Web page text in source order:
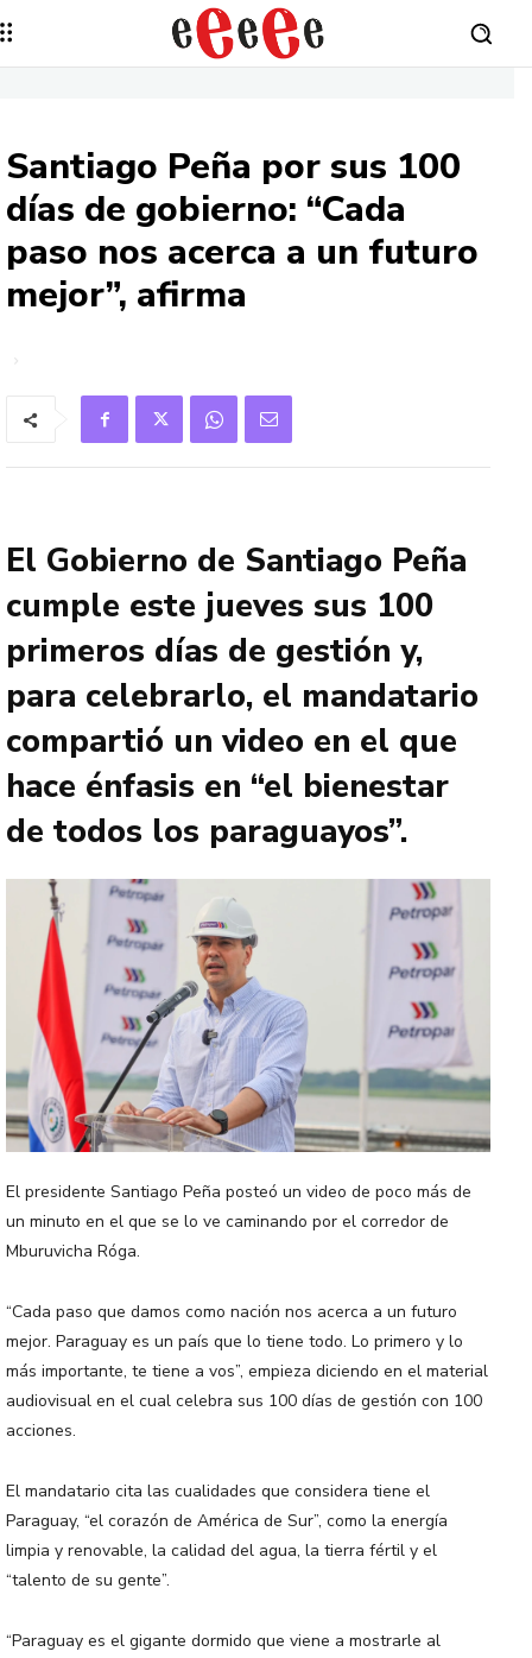
Santiago Peña por sus 100
días de gobierno: “Cada
paso nos acerca a un futuro
mejor”, afirma
El Gobierno de Santiago Peña
cumple este jueves sus 100
primeros días de gestión y,
para celebrarlo, el mandatario
compartió un video en el que
hace énfasis en “el bienestar
de todos los paraguayos”.
El presidente Santiago Peña posteó un video de poco más de
un minuto en el que se lo ve caminando por el corredor de
Mburuvicha Róga.
“Cada paso que damos como nación nos acerca a un futuro
mejor. Paraguay es un país que lo tiene todo. Lo primero y lo
más importante, te tiene a vos”, empieza diciendo en el material
audiovisual en el cual celebra sus 100 días de gestión con 100
acciones.
El mandatario cita las cualidades que considera tiene el
Paraguay, “el corazón de América de Sur”, como la energía
limpia y renovable, la calidad del agua, la tierra fértil y el
“talento de su gente”.
“Paraguay es el gigante dormido que viene a mostrarle al